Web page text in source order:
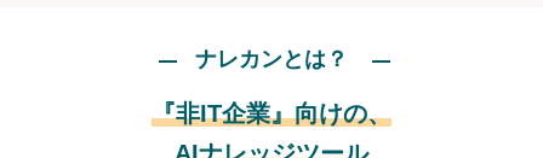
ナレカンとは？
『非IT企業』向けの、